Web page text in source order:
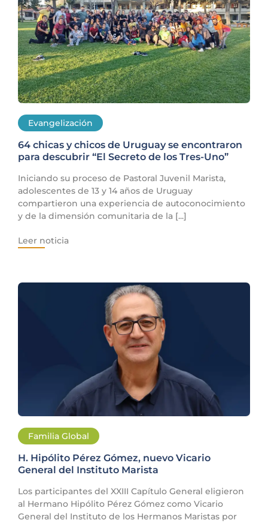
Evangelización
64 chicas y chicos de Uruguay se encontraron
para descubrir “El Secreto de los Tres-Uno”
Iniciando su proceso de Pastoral Juvenil Marista,
adolescentes de 13 y 14 años de Uruguay
compartieron una experiencia de autoconocimiento
y de la dimensión comunitaria de la [...]
Leer noticia
Familia Global
H. Hipólito Pérez Gómez, nuevo Vicario
General del Instituto Marista
Los participantes del XXIII Capítulo General eligieron
al Hermano Hipólito Pérez Gómez como Vicario
General del Instituto de los Hermanos Maristas por